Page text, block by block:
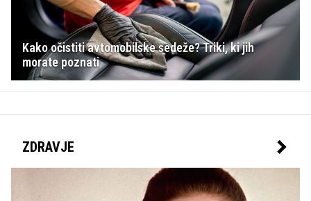
Kako očistiti avtomobilske sedeže? Triki, ki jih
morate poznati
ZDRAVJE